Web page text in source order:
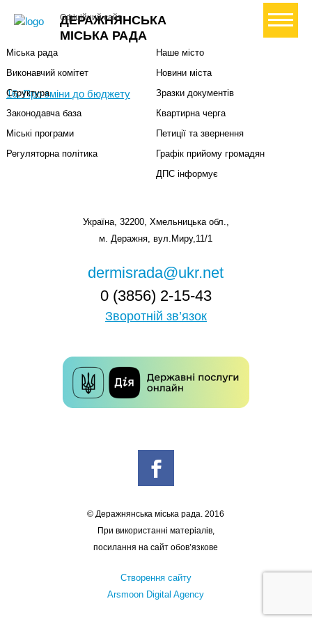
ДЕРАЖНЯНСЬКА
МІСЬКА РАДА
Офіційний сайт+ Створити петицію
16. Про зміни до бюджету
Міський голова
Міська рада
Виконавчий комітет
Структура
Законодавча база
Міські програми
Регуляторна політика
Наше місто
Новини міста
Зразки документів
Квартирна черга
Петиції та звернення
Графік прийому громадян
ДПС інформує
Україна, 32200, Хмельницька обл.,
м. Деражня, вул.Миру,11/1
dermisrada@ukr.net
0 (3856) 2-15-43
Зворотній зв’язок
© Деражнянська міська рада. 2016
При використанні матеріалів,
посилання на сайт обов’язкове
Створення сайту
Arsmoon Digital Agency